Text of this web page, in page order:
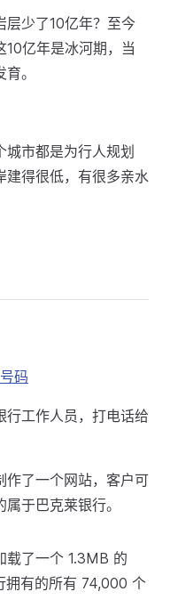
层少了10亿年？至今
亿年是冰河期，当
。
市都是为行人规划
建得很低，有很多亲水
码
行工作人员，打电话给
作了一个网站，客户可
于巴克莱银行。
载了一个 1.3MB 的
拥有的所有 74,000 个